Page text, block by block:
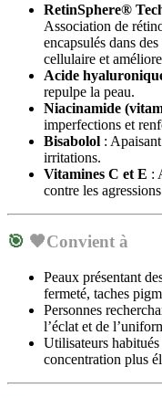
RetinSphere®
Association de
encapsulés dans
cellulaire et
Acide
repulpe la peau.
Niacinamide
imperfections et
Bisabolol :
irritations.
Vitamines C et E :
contre les
🎯 🖤Convient à
Peaux présentant
fermeté, taches
Personnes
l’éclat et de
Utilisateurs
concentration plus